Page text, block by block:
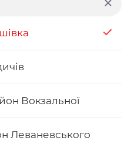
Вокзальної
Леваневського
в